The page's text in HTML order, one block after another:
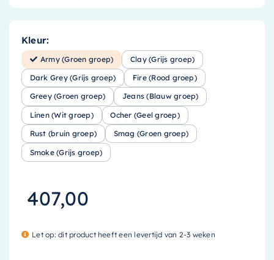
Kleur:
Army (Groen groep) Clay (Grijs groep)
Dark Grey (Grijs groep) Fire (Rood groep)
Greey (Groen groep) Jeans (Blauw groep)
Linen (Wit groep) Ocher (Geel groep)
Rust (bruin groep) Smag (Groen groep)
Smoke (Grijs groep)
407,00
Let op: dit product heeft een levertijd van 2-3 weken